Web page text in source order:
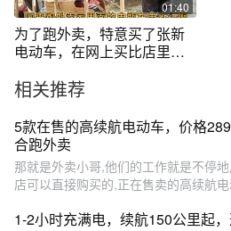
01:40
为了跑外卖，特意买了张新
电动车，在网上买比店里面
相关推荐
5款在售的高续航电动车，价格
合跑外卖
那就是外卖小哥,他们的工作就是不停
店可以直接购买的,正在售卖的高续航
1-2小时充满电，续航150公里起